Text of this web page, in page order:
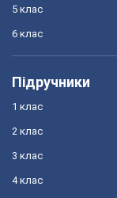
5 клас
6 клас
Підручники
1 клас
2 клас
3 клас
4 клас